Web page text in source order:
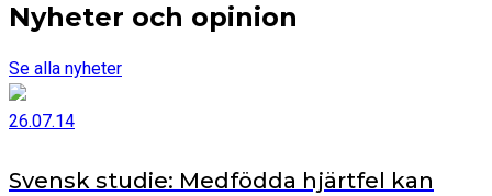
Nyheter och opinion
Se alla nyheter
26.07.14
Svensk studie: Medfödda hjärtfel kan